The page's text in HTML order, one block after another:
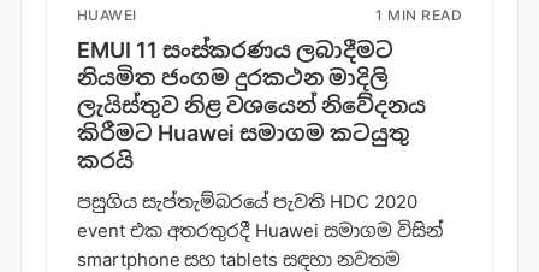
HUAWEI 1 MIN READ
EMUI 11 සංස්කරණය ලබාදීමට
නියමිත ජංගම දුරකථන මාදිලි
ලැයිස්තුව නිළ වශයෙන් නිවේදනය
කිරීමට Huawei සමාගම කටයුතු
කරයි
පසුගිය සැප්තැම්බරයේ පැවති HDC 2020
event එක අතරතුරදී Huawei සමාගම විසින්
smartphone සහ tablets සඳහා නවතම